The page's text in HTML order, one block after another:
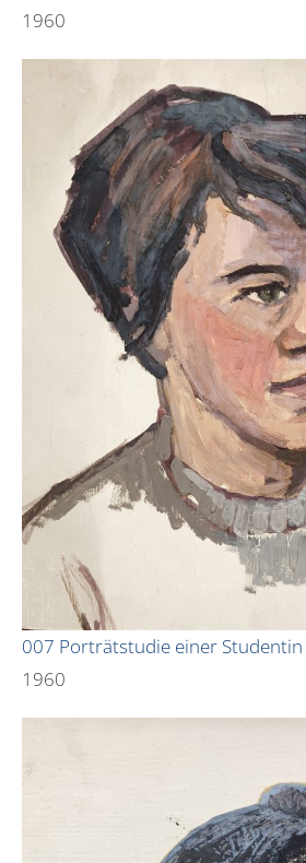
1960
007 Porträtstudie einer Studentin
1960